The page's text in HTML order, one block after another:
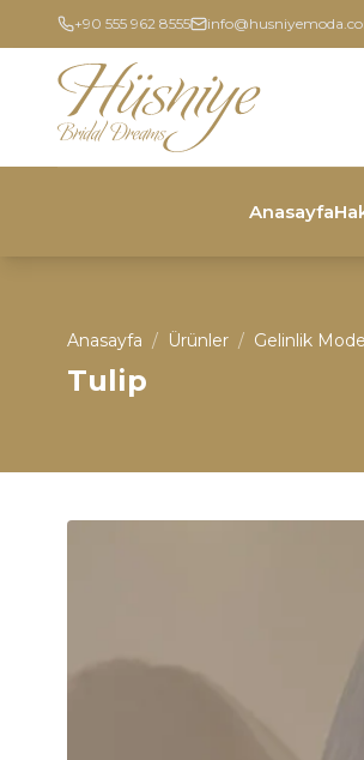
+90 555 962 8555
Anasayfa
Anasayfa / Ürünler / Gelinlik
Tulip